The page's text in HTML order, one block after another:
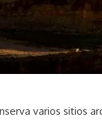
varios sitios